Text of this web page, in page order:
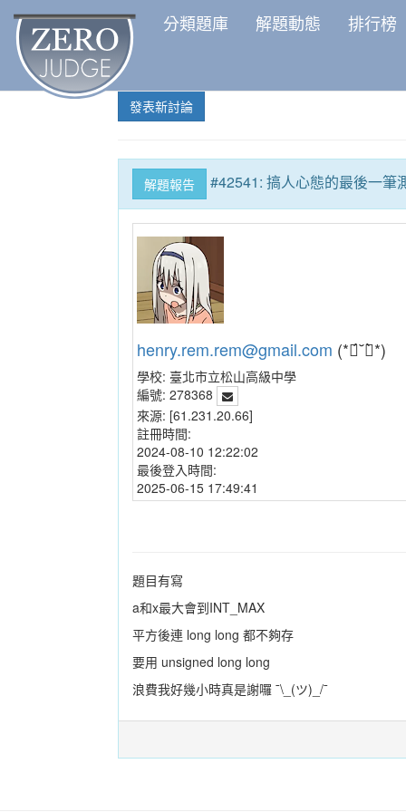
分類題庫 解題動態 排行榜
發表新討論
解題報告 #42541: 搞人心態的最後一筆
henry.rem.rem@gmail.com (*ฅ́˘ฅ̀*)
學校: 臺北市立松山高級中學
編號: 278368
來源: [61.231.20.66]
註冊時間:
2024-08-10 12:22:02
最後登入時間:
2025-06-15 17:49:41
題目有寫
a和x最大會到INT_MAX
平方後連 long long 都不夠存
要用 unsigned long long
浪費我好幾小時真是謝囉 ¯\_(ツ)_/¯